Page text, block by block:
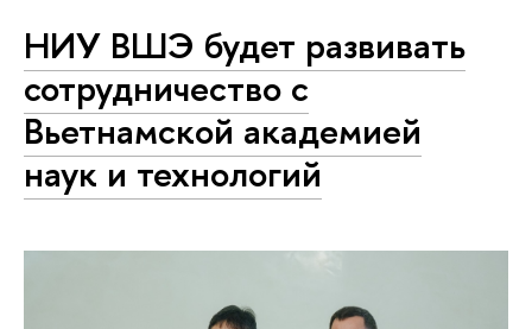
НИУ ВШЭ будет развивать
сотрудничество с
Вьетнамской академией
наук и технологий